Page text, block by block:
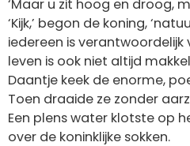
‘Maar u zit hoog en droog,
‘Kijk,’ begon de koning,
iedereen is verantwoordelijk
leven is ook niet altijd
Daantje keek de enorme,
Toen draaide ze zonder
Een plens water klotste op
over de koninklijke sokken.